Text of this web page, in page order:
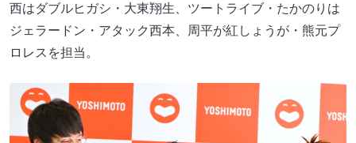
西はダブルヒガシ・大東翔生、ツートライブ・たかのりは
ジェラードン・アタック西本、周平が紅しょうが・熊元プ
ロレスを担当。